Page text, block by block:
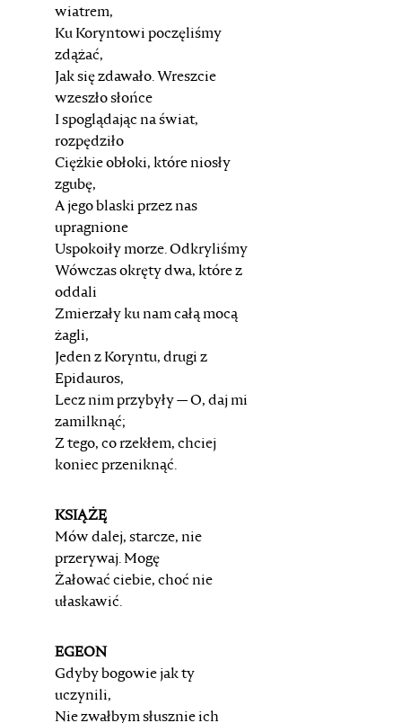
wiatrem,
Ku Koryntowi poczęliśmy
zdążać,
Jak się zdawało. Wreszcie
wzeszło słońce
I spoglądając na świat,
rozpędziło
Ciężkie obłoki, które niosły
zgubę,
A jego blaski przez nas
upragnione
Uspokoiły morze. Odkryliśmy
Wówczas okręty dwa, które z
oddali
Zmierzały ku nam całą mocą
żagli,
Jeden z Koryntu, drugi z
Epidauros,
Lecz nim przybyły — O, daj mi
zamilknąć;
Z tego, co rzekłem, chciej
koniec przeniknąć.
KSIĄŻĘ
Mów dalej, starcze, nie
przerywaj. Mogę
Żałować ciebie, choć nie
ułaskawić.
EGEON
Gdyby bogowie jak ty
uczynili,
Nie zwałbym słusznie ich